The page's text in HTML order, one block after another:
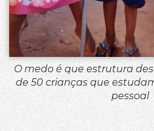
O medo é que estrutura
de 50 crianças que
pessoal